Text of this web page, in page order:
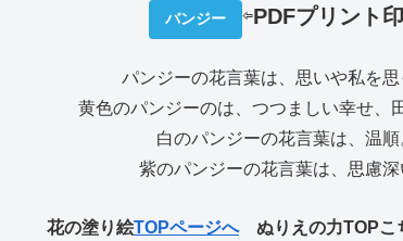
バンジー ⇦PDFプリント
パンジーの花言葉は、思いや私を思
黄色のパンジーのは、つつましい幸せ、
白のパンジーの花言葉は、温順
紫のパンジーの花言葉は、思慮深
花の塗り絵TOPページへぬりえの力TOPこ